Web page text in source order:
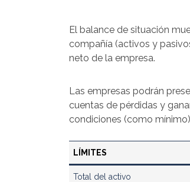
El balance de situación
compañía (activos y
neto de la empresa.
Las empresas podrán
cuentas de pérdidas y
condiciones (como
LÍMITES
Total del activo